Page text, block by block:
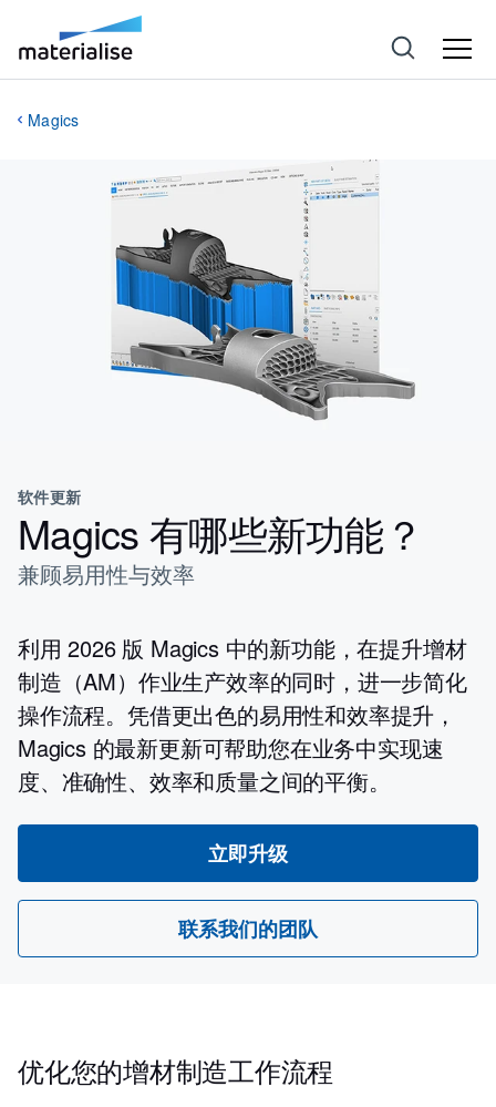
Magics
软件更新
Magics 有哪些新功能？
兼顾易用性与效率
利用 2026 版 Magics 中的新功能，在提升增材
制造（AM）作业生产效率的同时，进一步简化
操作流程。凭借更出色的易用性和效率提升，
Magics 的最新更新可帮助您在业务中实现速
度、准确性、效率和质量之间的平衡。
立即升级
联系我们的团队
优化您的增材制造工作流程